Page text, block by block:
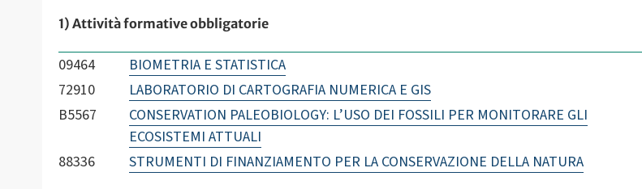
1) Attività formative obbligatorie
09464 BIOMETRIA E STATISTICA
72910
LABORATORIO DI CARTOGRAFIA NUMERICA E GIS
B5567
CONSERVATION PALEOBIOLOGY: L’USO DEI FOSSILI PER MONITORARE GLI
ECOSISTEMI ATTUALI
88336 STRUMENTI DI FINANZIAMENTO PER LA CONSERVAZIONE DELLA NATURA